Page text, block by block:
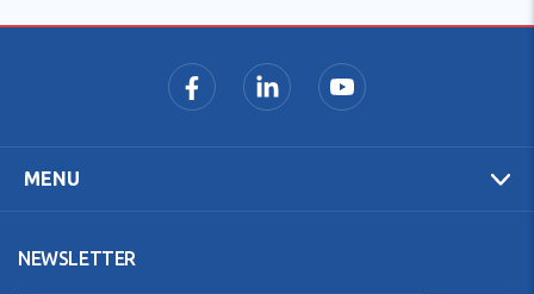
MENU
NEWSLETTER